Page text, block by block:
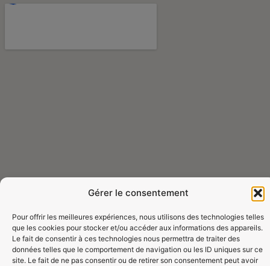
Gérer le consentement
Pour offrir les meilleures expériences, nous utilisons des technologies telles
que les cookies pour stocker et/ou accéder aux informations des appareils.
Le fait de consentir à ces technologies nous permettra de traiter des
données telles que le comportement de navigation ou les ID uniques sur ce
site. Le fait de ne pas consentir ou de retirer son consentement peut avoir